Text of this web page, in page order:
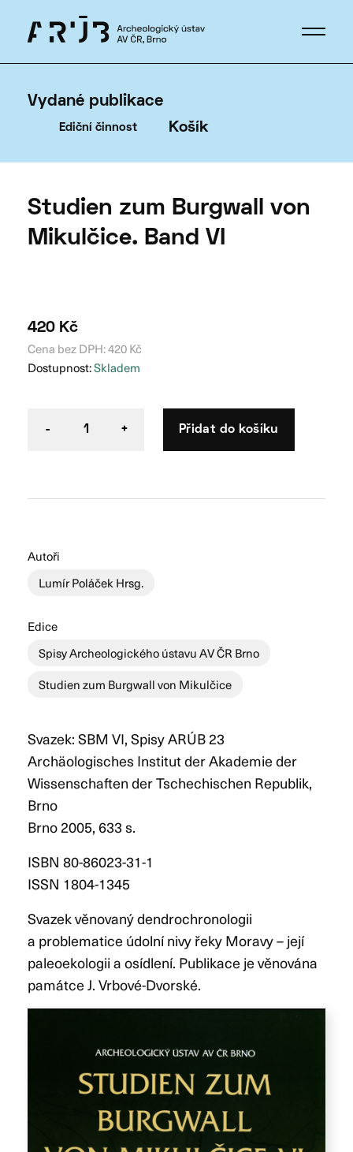
Vydané publikace
Ediční činnost Košík
Studien zum Burgwall von
Mikulčice. Band VI
420 Kč
Cena bez DPH:420Kč
Dostupnost:Skladem
- 1 + Přidat do košíku
Autoři
Lumír Poláček Hrsg.
Edice
Spisy Archeologického ústavu AV ČR Brno
Studien zum Burgwall von Mikulčice
Svazek: SBM VI, Spisy ARÚB 23
Archäologisches Institut der Akademie der
Wissenschaften der Tschechischen Republik,
Brno
Brno 2005, 633 s.
ISBN 80-86023-31-1
ISSN 1804-1345
Svazek věnovaný dendrochronologii
a problematice údolní nivy řeky Moravy – její
paleoekologii a osídlení. Publikace je věnována
památce J. Vrbové-Dvorské.